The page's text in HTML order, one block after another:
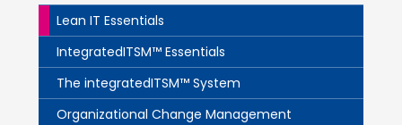
Lean IT Essentials
IntegratedITSM™ Essentials
The integratedITSM™ System
Organizational Change Management